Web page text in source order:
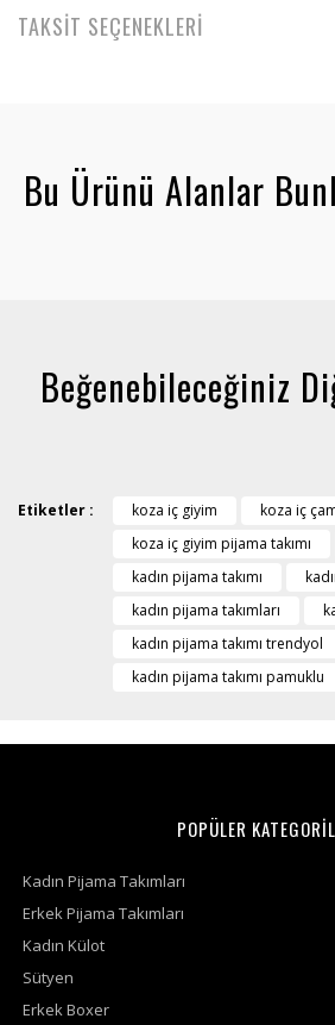
TAKSİT SEÇENEKLERİ
Bu Ürünü Alanlar
Beğenebileceğiniz
Etiketler : koza iç giyim
koza iç
koza iç giyim pijama takımı
kadın pijama takımı
kadın pijama takımları
kadın pijama takımı trendyol
kadın pijama takımı pamuklu
POPÜLER
Kadın Pijama Takımları
Erkek Pijama Takımları
Kadın Külot
Sütyen
Erkek Boxer